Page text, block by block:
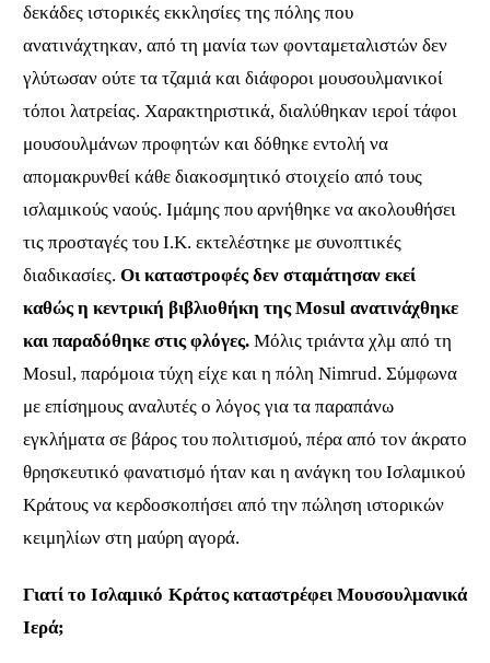
δεκάδες ιστορικές εκκλησίες της πόλης που
ανατινάχτηκαν, από τη μανία των φονταμεταλιστών δεν
γλύτωσαν ούτε τα τζαμιά και διάφοροι μουσουλμανικοί
τόποι λατρείας. Χαρακτηριστικά, διαλύθηκαν ιεροί τάφοι
μουσουλμάνων προφητών και δόθηκε εντολή να
απομακρυνθεί κάθε διακοσμητικό στοιχείο από τους
ισλαμικούς ναούς. Ιμάμης που αρνήθηκε να ακολουθήσει
τις προσταγές του Ι.Κ. εκτελέστηκε με συνοπτικές
διαδικασίες. Οι καταστροφές δεν σταμάτησαν εκεί
καθώς η κεντρική βιβλιοθήκη τηςMosul ανατινάχθηκε
και παραδόθηκε στις φλόγες. Μόλις τριάντα χλμ από τη
Mosul, παρόμοια τύχη είχε και η πόλη Nimrud. Σύμφωνα
με επίσημους αναλυτές ο λόγος για τα παραπάνω
εγκλήματα σε βάρος του πολιτισμού, πέρα από τον άκρατο
θρησκευτικό φανατισμό ήταν και η ανάγκη του Ισλαμικού
Κράτους να κερδοσκοπήσει από την πώληση ιστορικών
κειμηλίων στη μαύρη αγορά.
Γιατί το Ισλαμικό Κράτος καταστρέφει Μουσουλμανικά
Ιερά;